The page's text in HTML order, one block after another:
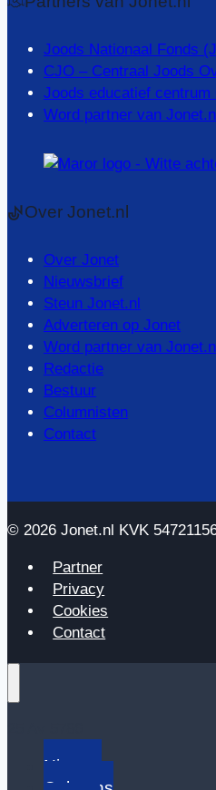
Joods Nationaal Fonds
CJO – Centraal Joods
Joods educatief centrum
Word partner van Jonet.nl
Over Jonet.nl
Over Jonet
Nieuwsbrief
Steun Jonet.nl
Adverteren op Jonet
Word partner van Jonet.nl
Redactie
Bestuur
Columnisten
Contact
© 2026 Jonet.nl KVK
Partner
Privacy
Cookies
Contact
Nieuws